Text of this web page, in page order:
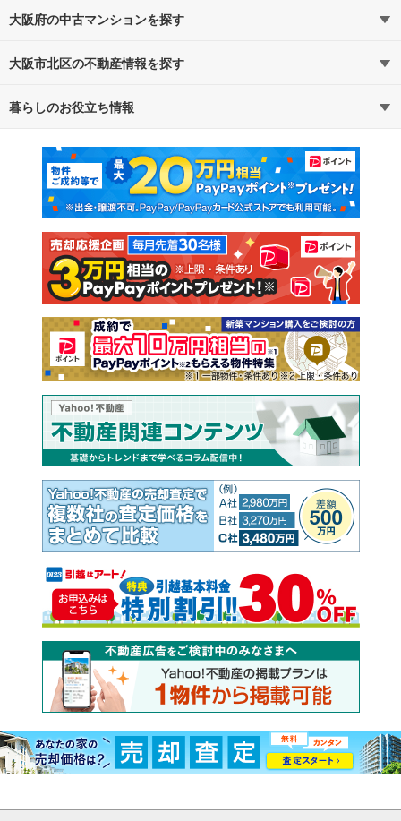
大阪府の中古マンションを探す
路線・駅から探す
通勤・通学時間から探す
大阪市北区の不動産情報を探す
不動産・住宅
新築マンション 中古マンション
新築一戸建て 中古一戸建て
注文住宅 土地
売却査定
暮らしのお役立ち情報
マンションカタログ 教えて！住まいの先生